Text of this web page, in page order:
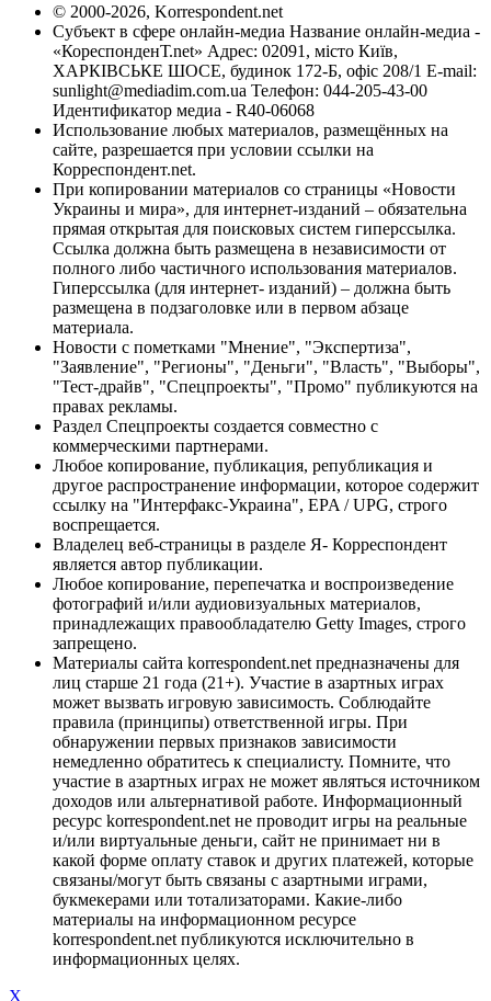
© 2000-2026, Korrespondent.net
Субъект в сфере онлайн-медиа Название онлайн-медиа -
«КореспонденТ.net» Адрес: 02091, місто Київ,
ХАРКІВСЬКЕ ШОСЕ, будинок 172-Б, офіс 208/1 E-mail:
sunlight@mediadim.com.ua Телефон: 044-205-43-00
Идентификатор медиа - R40-06068
Использование любых материалов, размещённых на
сайте, разрешается при условии ссылки на
Корреспондент.net.
При копировании материалов со страницы «Новости
Украины и мира», для интернет-изданий – обязательна
прямая открытая для поисковых систем гиперссылка.
Ссылка должна быть размещена в независимости от
полного либо частичного использования материалов.
Гиперссылка (для интернет- изданий) – должна быть
размещена в подзаголовке или в первом абзаце
материала.
Новости с пометками "Мнение", "Экспертиза",
"Заявление", "Регионы", "Деньги", "Власть", "Выборы",
"Тест-драйв", "Спецпроекты", "Промо" публикуются на
правах рекламы.
Раздел Спецпроекты создается совместно с
коммерческими партнерами.
Любое копирование, публикация, републикация и
другое распространение информации, которое содержит
ссылку на "Интерфакс-Украина", EPA / UPG, строго
воспрещается.
Владелец веб-страницы в разделе Я- Корреспондент
является автор публикации.
Любое копирование, перепечатка и воспроизведение
фотографий и/или аудиовизуальных материалов,
принадлежащих правообладателю Getty Images, строго
запрещено.
Материалы сайта korrespondent.net предназначены для
лиц старше 21 года (21+). Участие в азартных играх
может вызвать игровую зависимость. Соблюдайте
правила (принципы) ответственной игры. При
обнаружении первых признаков зависимости
немедленно обратитесь к специалисту. Помните, что
участие в азартных играх не может являться источником
доходов или альтернативой работе. Информационный
ресурс korrespondent.net не проводит игры на реальные
и/или виртуальные деньги, сайт не принимает ни в
какой форме оплату ставок и других платежей, которые
связаны/могут быть связаны с азартными играми,
букмекерами или тотализаторами. Какие-либо
материалы на информационном ресурсе
korrespondent.net публикуются исключительно в
информационных целях.
X